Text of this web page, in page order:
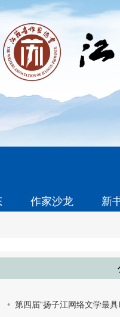
作家沙龙 新
第四届“扬子江网络文学最